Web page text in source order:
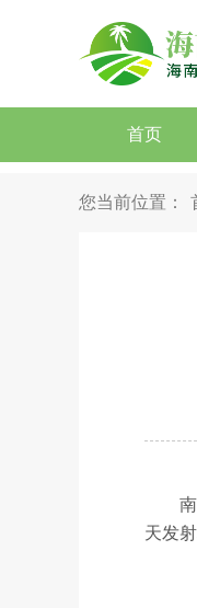
首页
您当前位置：
天发